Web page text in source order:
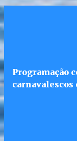
Programação
carnavalescos